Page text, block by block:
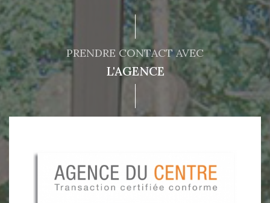
PRENDRE CONTACT AVEC
L'AGENCE